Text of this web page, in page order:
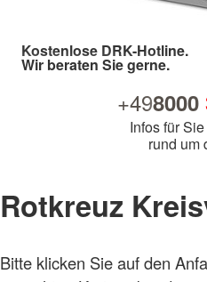
Kostenlose DRK-Hotline.
Wir beraten Sie gerne.
+498000
Infos für
rund um
Rotkreuz
Bitte klicken Sie auf den